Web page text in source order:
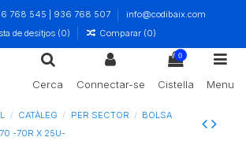
768 545 | 936 768 507
info@codibaix.com
de desitjos (0) Comparar (0)
Cerca Connectar-se
0
Cistella Menu
CATÀLEG PER SECTOR
BOLSA
-70R X 25U-